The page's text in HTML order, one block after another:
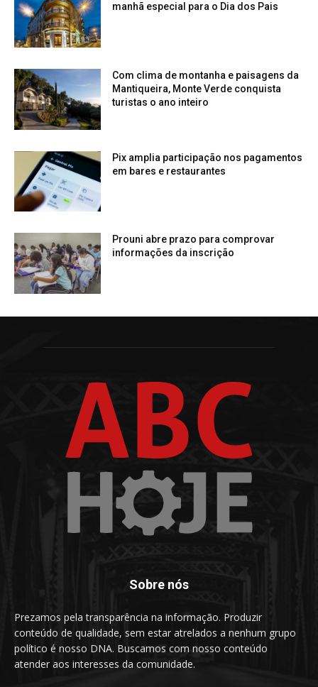
manhã especial para o Dia dos Pais
Com clima de montanha e paisagens da
Mantiqueira, Monte Verde conquista
turistas o ano inteiro
Pix amplia participação nos pagamentos
em bares e restaurantes
Prouni abre prazo para comprovar
informações da inscrição
Sobre nós
Prezamos pela transparência na informação. Produzir
conteúdo de qualidade, sem estar atrelados a nenhum grupo
político é nosso DNA. Buscamos com nosso conteúdo
atender aos interesses da comunidade.